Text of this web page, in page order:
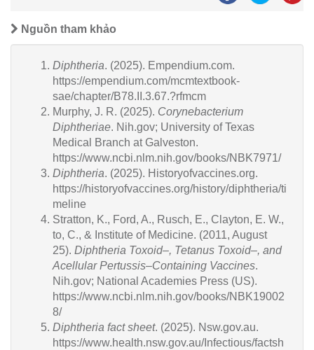
Nguồn tham khảo
Diphtheria. (2025). Empendium.com.
https://empendium.com/mcmtextbook-
sae/chapter/B78.II.3.67.?rfmcm
Murphy, J. R. (2025). Corynebacterium
Diphtheriae. Nih.gov; University of Texas
Medical Branch at Galveston.
https://www.ncbi.nlm.nih.gov/books/NBK7971/
Diphtheria. (2025). Historyofvaccines.org.
https://historyofvaccines.org/history/diphtheria/ti
meline
Stratton, K., Ford, A., Rusch, E., Clayton, E. W.,
to, C., & Institute of Medicine. (2011, August
25). Diphtheria Toxoid–, Tetanus Toxoid–, and
Acellular Pertussis–Containing Vaccines.
Nih.gov; National Academies Press (US).
https://www.ncbi.nlm.nih.gov/books/NBK19002
8/
Diphtheria fact sheet. (2025). Nsw.gov.au.
https://www.health.nsw.gov.au/Infectious/factsh